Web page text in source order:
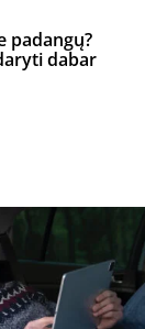
padangų?
dabar